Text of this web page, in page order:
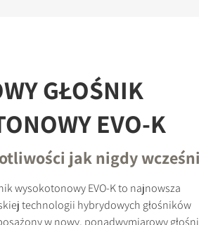
GŁOŚNIK
EVO-K
jak nigdy
wysokotonowy EVO-K to najnowsza
technologii hybrydowych głośników
w nowy, ponadwymiarowy